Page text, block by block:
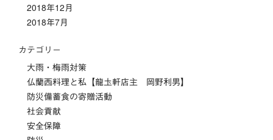
2018年12月
2018年7月
カテゴリー
大雨・梅雨対策
仏蘭西料理と私【龍圡軒店主 岡野利男】
防災備蓄食の寄贈活動
社会貢献
安全保障